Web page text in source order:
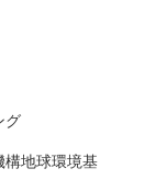
グ
地球環境基